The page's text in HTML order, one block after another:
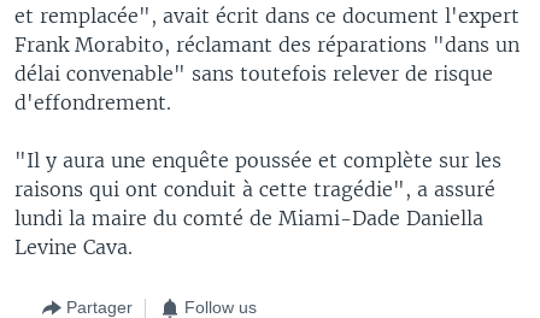
et remplacée", avait écrit dans ce document l'expert
Frank Morabito, réclamant des réparations "dans un
délai convenable" sans toutefois relever de risque
d'effondrement.
"Il y aura une enquête poussée et complète sur les
raisons qui ont conduit à cette tragédie", a assuré
lundi la maire du comté de Miami-Dade Daniella
Levine Cava.
Partager Follow us